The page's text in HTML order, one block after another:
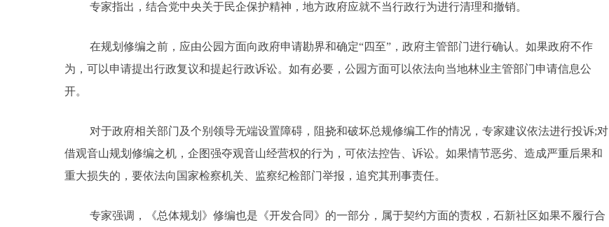
专家指出，结合党中央关于民企保护精神，地方政府应就不当行政行为进行清理和撤销。
在规划修编之前，应由公园方面向政府申请勘界和确定“四至”，政府主管部门进行确认。如果政府不作
为，可以申请提出行政复议和提起行政诉讼。如有必要，公园方面可以依法向当地林业主管部门申请信息公
开。
对于政府相关部门及个别领导无端设置障碍，阻挠和破坏总规修编工作的情况，专家建议依法进行投诉;对
借观音山规划修编之机，企图强夺观音山经营权的行为，可依法控告、诉讼。如果情节恶劣、造成严重后果和
重大损失的，要依法向国家检察机关、监察纪检部门举报，追究其刑事责任。
专家强调，《总体规划》修编也是《开发合同》的一部分，属于契约方面的责权，石新社区如果不履行合